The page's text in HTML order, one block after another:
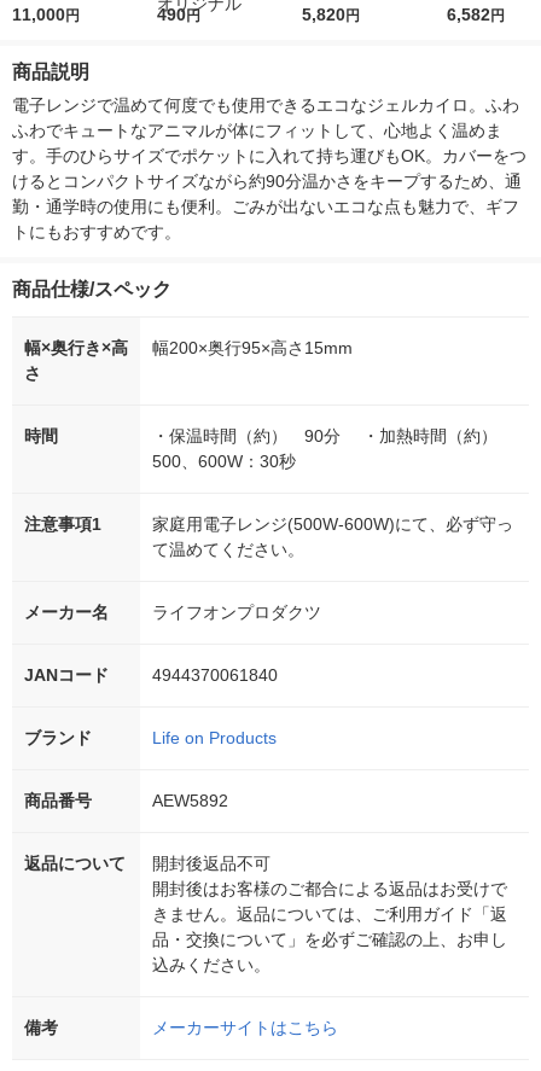
5ｇ 資生堂 おまけ
11,000円
r（ロハコウォータ
490円
詰め替え メガジャン
5,820円
イキッドリリ
6,582円
商品説明
電子レンジで温めて何度でも使用できるエコなジェルカイロ。ふわ
ふわでキュートなアニマルが体にフィットして、心地よく温めま
す。手のひらサイズでポケットに入れて持ち運びもOK。カバーをつ
けるとコンパクトサイズながら約90分温かさをキープするため、通
勤・通学時の使用にも便利。ごみが出ないエコな点も魅力で、ギフ
トにもおすすめです。
商品仕様/スペック
幅×奥行き×高
さ
幅200×奥行95×高さ15mm
時間
・保温時間（約） 90分 ・加熱時間（約）
500、600W：30秒
注意事項1
家庭用電子レンジ(500W-600W)にて、必ず守っ
て温めてください。
メーカー名 ライフオンプロダクツ
JANコード 4944370061840
ブランド Life on Products
商品番号 AEW5892
返品について
開封後返品不可
開封後はお客様のご都合による返品はお受けで
きません。返品については、ご利用ガイド「返
品・交換について」を必ずご確認の上、お申し
込みください。
備考 メーカーサイトはこちら